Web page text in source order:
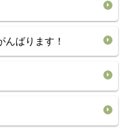
ばります！